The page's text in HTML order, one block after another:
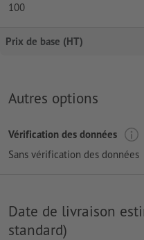
100
Prix de base (HT)
Autres options
Vérification des données
Sans vérification des données
Date de livraison
standard)